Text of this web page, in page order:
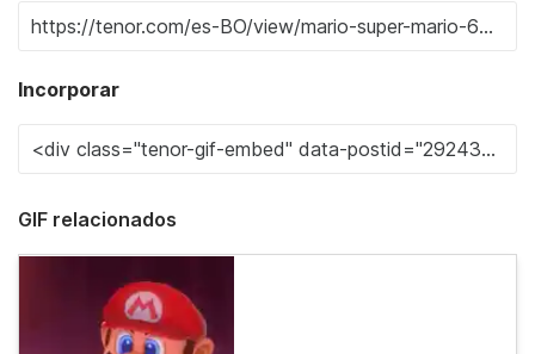
Incorporar
GIF relacionados